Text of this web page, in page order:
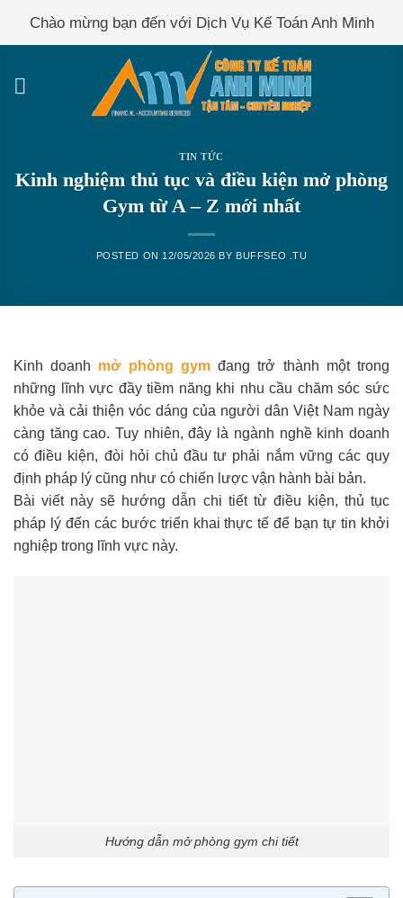
Chào mừng bạn đến với Dịch Vụ Kế Toán Anh Minh
TIN TỨC
Kinh nghiệm thủ tục và điều kiện mở phòng
Gym từ A – Z mới nhất
POSTED ON 12/05/2026 BY BUFFSEO .TU
Kinh doanh mở phòng gymđang trở thành một trong
những lĩnh vực đầy tiềm năng khi nhu cầu chăm sóc sức
khỏe và cải thiện vóc dáng của người dân Việt Nam ngày
càng tăng cao. Tuy nhiên, đây là ngành nghề kinh doanh
có điều kiện, đòi hỏi chủ đầu tư phải nắm vững các quy
định pháp lý cũng như có chiến lược vận hành bài bản.
Bài viết này sẽ hướng dẫn chi tiết từ điều kiện, thủ tục
pháp lý đến các bước triển khai thực tế để bạn tự tin khởi
nghiệp trong lĩnh vực này.
Hướng dẫn mở phòng gym chi tiết